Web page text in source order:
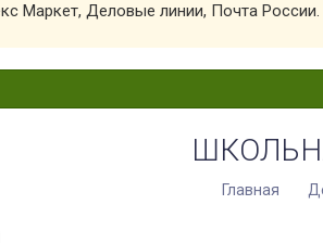
Маркет, Деловые линии, Почта России.
Главная